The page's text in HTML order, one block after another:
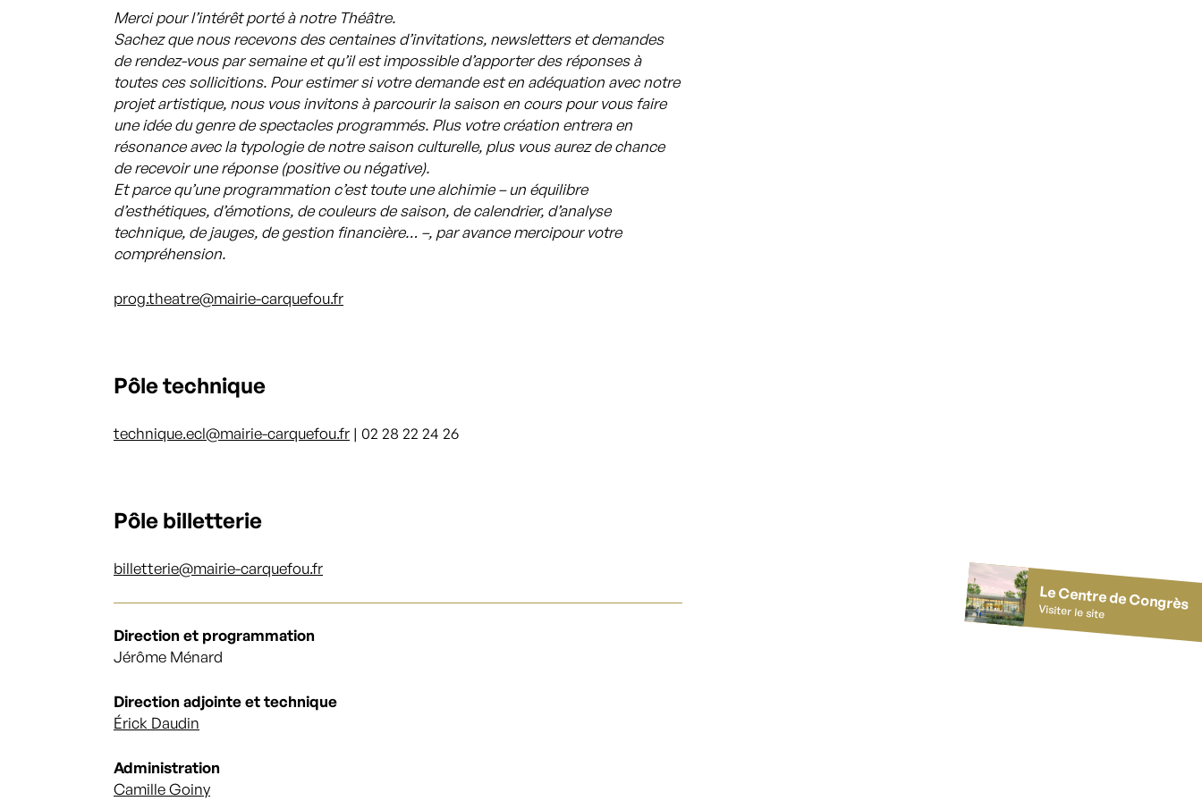
Le Centre de Congrès
Visiter le site
Merci pour l’intérêt porté à notre Théâtre.
Sachez que nous recevons des centaines d’invitations, newsletters et demandes
de rendez-vous par semaine et qu’il est impossible d’apporter des réponses à
toutes ces sollicitions. Pour estimer si votre demande est en adéquation avec notre
projet artistique, nous vous invitons à parcourir la saison en cours pour vous faire
une idée du genre de spectacles programmés. Plus votre création entrera en
résonance avec la typologie de notre saison culturelle, plus vous aurez de chance
de recevoir une réponse (positive ou négative).
Et parce qu’une programmation c’est toute une alchimie – un équilibre
d’esthétiques, d’émotions, de couleurs de saison, de calendrier, d’analyse
technique, de jauges, de gestion financière… –, par avance mercipour votre
compréhension.
prog.theatre@mairie-carquefou.fr
Pôle technique
technique.ecl@mairie-carquefou.fr | 02 28 22 24 26
Pôle billetterie
billetterie@mairie-carquefou.fr
Direction et programmation
Jérôme Ménard
Direction adjointe et technique
Érick Daudin
Administration
Camille Goiny